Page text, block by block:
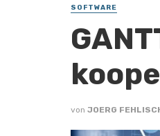
SOFTWARE
von JOERG